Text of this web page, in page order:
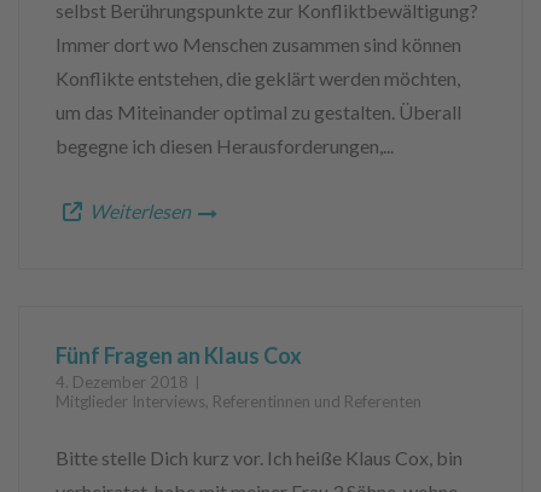
selbst Berührungspunkte zur Konfliktbewältigung?
Immer dort wo Menschen zusammen sind können
Konflikte entstehen, die geklärt werden möchten,
um das Miteinander optimal zu gestalten. Überall
begegne ich diesen Herausforderungen,...
Weiterlesen
Fünf Fragen an Klaus Cox
4. Dezember 2018
Mitglieder Interviews, Referentinnen und Referenten
Bitte stelle Dich kurz vor. Ich heiße Klaus Cox, bin